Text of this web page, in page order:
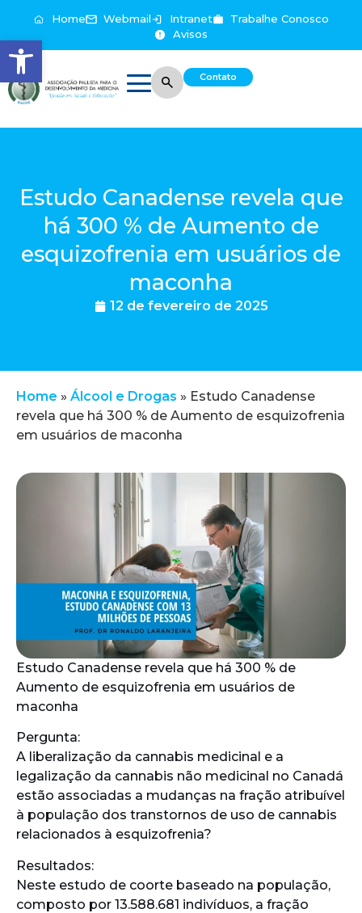
Abrir a barra de ferramentas
Home Webmail Intranet
Trabalhe Conosco
Avisos
Contato
Estudo Canadense revela que
há 300 % de Aumento de
esquizofrenia em usuários de
maconha
12 de fevereiro de 2025
Home » Álcool e Drogas » Estudo Canadense
revela que há 300 % de Aumento de esquizofrenia
em usuários de maconha
Estudo Canadense revela que há 300 % de
Aumento de esquizofrenia em usuários de
maconha
Pergunta:
A liberalização da cannabis medicinal e a
legalização da cannabis não medicinal no Canadá
estão associadas a mudanças na fração atribuível
à população dos transtornos de uso de cannabis
relacionados à esquizofrenia?
Resultados:
Neste estudo de coorte baseado na população,
composto por 13.588.681 indivíduos, a fração